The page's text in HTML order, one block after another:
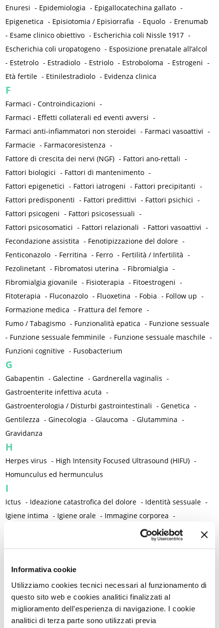
Informativa cookie
Utilizziamo cookies tecnici necessari al funzionamento di
questo sito web e cookies analitici finalizzati al
miglioramento dell’esperienza di navigazione. I cookie
analitici di terza parte sono utilizzati previa
Enuresi - Epidemiologia - Epigallocatechina gallato -
Epigenetica - Episiotomia / Episiorrafia - Equolo - Erenumab
- Esame clinico obiettivo - Escherichia coli Nissle 1917 -
Escherichia coli uropatogeno - Esposizione prenatale all’alcol
- Estetrolo - Estradiolo - Estriolo - Estroboloma - Estrogeni -
Età fertile - Etinilestradiolo - Evidenza clinica
F
Farmaci - Controindicazioni -
Farmaci - Effetti collaterali ed eventi avversi -
Farmaci anti-infiammatori non steroidei - Farmaci vasoattivi -
Farmacie - Farmacoresistenza -
Fattore di crescita dei nervi (NGF) - Fattori ano-rettali -
Fattori biologici - Fattori di mantenimento -
Fattori epigenetici - Fattori iatrogeni - Fattori precipitanti -
Fattori predisponenti - Fattori predittivi - Fattori psichici -
Fattori psicogeni - Fattori psicosessuali -
Fattori psicosomatici - Fattori relazionali - Fattori vasoattivi -
Fecondazione assistita - Fenotipizzazione del dolore -
Fenticonazolo - Ferritina - Ferro - Fertilità / Infertilità -
Fezolinetant - Fibromatosi uterina - Fibromialgia -
Fibromialgia giovanile - Fisioterapia - Fitoestrogeni -
Fitoterapia - Fluconazolo - Fluoxetina - Fobia - Follow up -
Formazione medica - Frattura del femore -
Fumo / Tabagismo - Funzionalità epatica - Funzione sessuale
- Funzione sessuale femminile - Funzione sessuale maschile -
Funzioni cognitive - Fusobacterium
G
Gabapentin -Galectine -Gardnerella vaginalis -
Gastroenterite infettiva acuta -
Gastroenterologia / Disturbi gastrointestinali -Genetica -
Gentilezza -Ginecologia -Glaucoma -Glutammina -
Gravidanza
H
Herpes virus - High Intensity Focused Ultrasound (HIFU) -
Homunculus ed hermunculus
I
Ictus - Ideazione catastrofica del dolore - Identità sessuale -
Igiene intima - Igiene orale - Immagine corporea -
Impianto contraccettivo sottocutaneo all'etonogestrel -
Indice di massa corporea / Peso corporeo
Infermieri/e -Infezione anale da HPV -
Infezione orale da HPV -Infezioni -Infezioni cervico-vaginali
Infezioni nosocomiali -Infezioni ricorrenti del tratto urinario
Infiammazione -Infiammazione neurogena -